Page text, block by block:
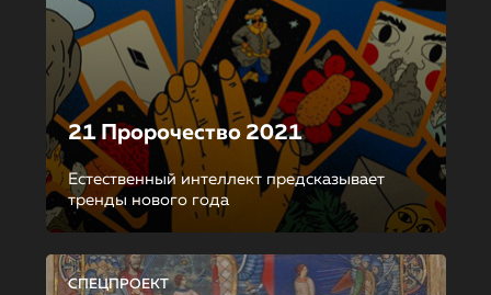
21 Пророчество 2021
Естественный интеллект предсказывает
тренды нового года
СПЕЦПРОЕКТ